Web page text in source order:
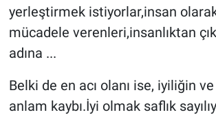
yerleştirmek istiyorlar,insan
mücadele verenleri,insanlıktan
adına ...
Belki de en acı olanı ise, iyiliğin
anlam kaybı.İyi olmak saflık